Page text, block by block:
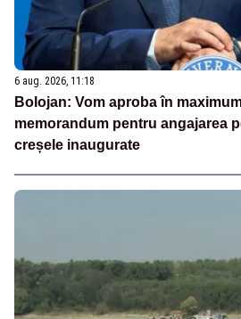
6 aug. 2026, 11:18
Bolojan: Vom aproba în
memorandum pentru angajarea
creșele inaugurate